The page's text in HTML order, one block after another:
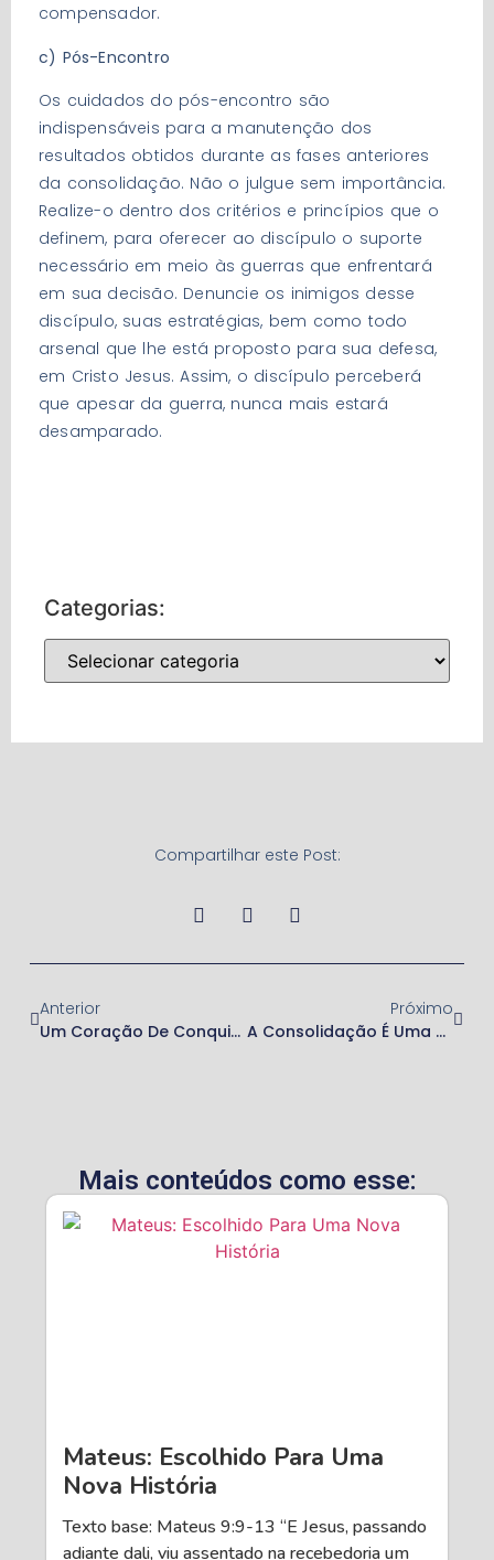
compensador.
c) Pós-Encontro
Os cuidados do pós-encontro são
indispensáveis para a manutenção dos
resultados obtidos durante as fases anteriores
da consolidação. Não o julgue sem importância.
Realize-o dentro dos critérios e princípios que o
definem, para oferecer ao discípulo o suporte
necessário em meio às guerras que enfrentará
em sua decisão. Denuncie os inimigos desse
discípulo, suas estratégias, bem como todo
arsenal que lhe está proposto para sua defesa,
em Cristo Jesus. Assim, o discípulo perceberá
que apesar da guerra, nunca mais estará
desamparado.
Categorias:
Compartilhar este Post:
Anterior
Um Coração De Conquistador – Parte 02
Próximo
A Consolidação É Uma Atitude De Fé – Parte 01
Mais conteúdos como esse:
Mateus: Escolhido Para Uma
Nova História
Texto base: Mateus 9:9-13 “E Jesus, passando
adiante dali, viu assentado na recebedoria um